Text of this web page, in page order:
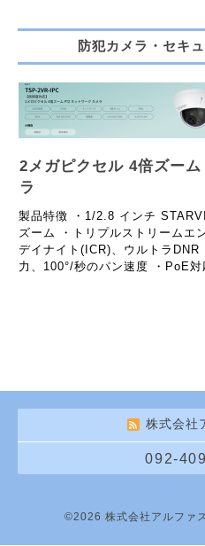
防犯カメラ・セキ
2メガピクセル 4倍ズー
ラ
製品特徴 ・1/2.8 インチ
ズーム ・トリプルストリームエ
デイナイト(ICR)、ウルトラ
力、100°/秒のパン速度 ・PoE
株式会社
092-
©2026 株式会社アルファ